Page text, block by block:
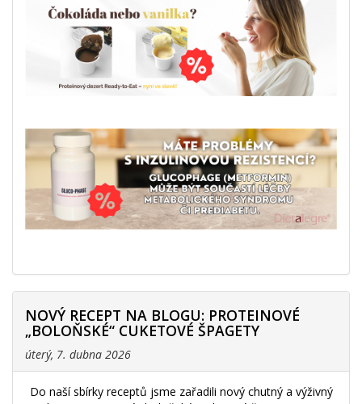
NOVÝ RECEPT NA BLOGU: PROTEINOVÉ
„BOLOŇSKÉ“ CUKETOVÉ ŠPAGETY
úterý, 7. dubna 2026
Do naší sbírky receptů jsme zařadili nový chutný a výživný